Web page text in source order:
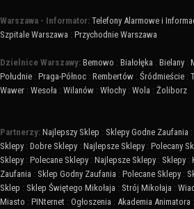
Warszawa - Informator: Telefony Alarmowe i
Szpitale Warszawa : Przychodnie Warszawa
Dzielnice Warszawy: Bemowo : Białołęka : Bielany :
Południe : Praga-Północ : Rembertów : Śródmieście :
Wawer : Wesoła : Wilanów : Włochy : Wola : Żoliborz
Partnerzy: Najlepszy Sklep : Sklepy Godne Zaufania :
Sklepy : Dobre Sklepy : Najlepsze Sklepy : Polecany
Sklepy : Polecane Sklepy : Najlepsze Sklepy : Sklepy :
Zaufania : Sklep Godny Zaufania : Polecane Sklepy :
Sklep : Sklep Świętego Mikołaja : Strój Mikołaja :
Miasto : PINternet : Ogłoszenia : Akademia Animatora :